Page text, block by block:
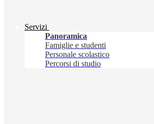
Servizi
Panoramica
Famiglie e studenti
Personale scolastico
Percorsi di studio